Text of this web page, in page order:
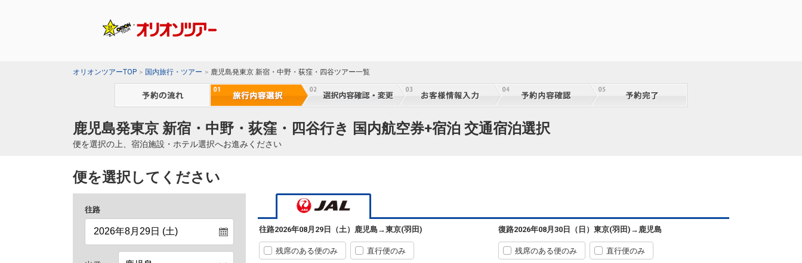
オリオンツアーTOP 国内旅行・ツアー 鹿児島発東京 新宿・中野・荻窪・四谷ツアー一覧
鹿児島発東京 新宿・中野・荻窪・四谷行き 国内航空券+宿泊 交通宿泊選択
便を選択の上、宿泊施設・ホテル選択へお進みください
便を選択してください
往路
往路2026年08月29日（土） 鹿児島 →東京(羽田)
残席のある便のみ 直行便のみ
鹿児島
07:30
東京(羽田)
クラスJを利用する 4
復路2026年08月30日（日） 東京(羽田) → 鹿児島
残席のある便のみ 直行便のみ
クラスJを利用する 6
643便
東京(羽田)
12:00
鹿児島
13:45
クラスJを利用する 2